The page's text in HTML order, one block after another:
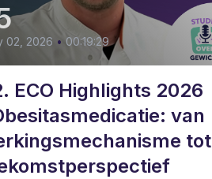
02, 2026 • 00:19:29
ECO Highlights 2026
van
tot